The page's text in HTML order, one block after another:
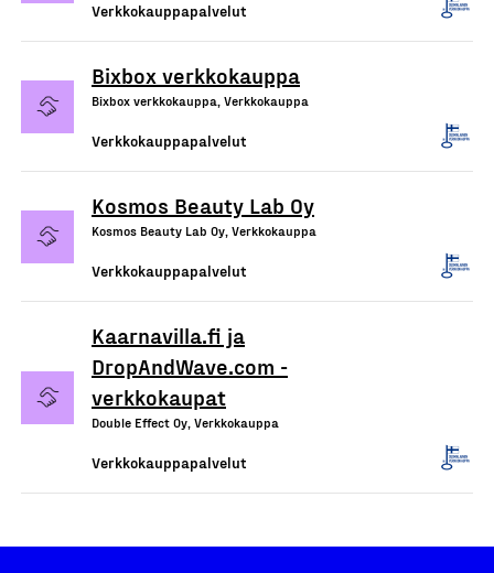
Verkkokauppapalvelut
Bixbox verkkokauppa
Bixbox verkkokauppa, Verkkokauppa
Verkkokauppapalvelut
Kosmos Beauty Lab Oy
Kosmos Beauty Lab Oy, Verkkokauppa
Verkkokauppapalvelut
Kaarnavilla.fi ja
DropAndWave.com -
verkkokaupat
Double Effect Oy, Verkkokauppa
Verkkokauppapalvelut